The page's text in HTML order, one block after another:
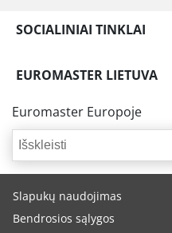
SOCIALINIAI TINKLAI
EUROMASTER LIETUVA
Euromaster Europoje
Išskleisti
Slapukų naudojimas
Bendrosios sąlygos